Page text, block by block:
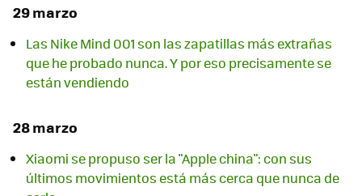
29 marzo
Las Nike Mind 001 son las zapatillas más extrañas
que he probado nunca. Y por eso precisamente se
están vendiendo
28 marzo
Xiaomi se propuso ser la "Apple china": con sus
últimos movimientos está más cerca que nunca de